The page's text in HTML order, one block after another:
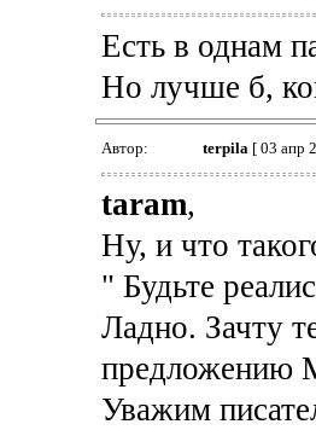
Есть в однам
Но лучше б,
Автор: terpila[ 03 апр
taram,
Ну, и что
" Будьте
Ладно. Зачту
предложению
Уважим